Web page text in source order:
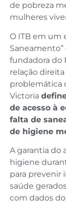
de pobreza
mulheres
O ITB em um
fundadora do
relação
problemática
Victoria
de acesso à
falta de
de higiene
A garantia do
higiene
para prevenir
saúde
com dados do